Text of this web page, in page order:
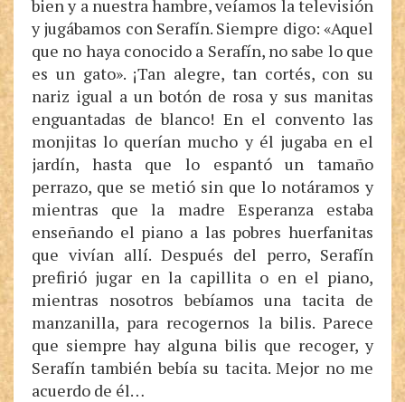
bien y a nuestra hambre, veíamos la televisión
y jugábamos con Serafín. Siempre digo: «Aquel
que no haya conocido a Serafín, no sabe lo que
es un gato». ¡Tan alegre, tan cortés, con su
nariz igual a un botón de rosa y sus manitas
enguantadas de blanco! En el convento las
monjitas lo querían mucho y él jugaba en el
jardín, hasta que lo espantó un tamaño
perrazo, que se metió sin que lo notáramos y
mientras que la madre Esperanza estaba
enseñando el piano a las pobres huerfanitas
que vivían allí. Después del perro, Serafín
prefirió jugar en la capillita o en el piano,
mientras nosotros bebíamos una tacita de
manzanilla, para recogernos la bilis. Parece
que siempre hay alguna bilis que recoger, y
Serafín también bebía su tacita. Mejor no me
acuerdo de él…